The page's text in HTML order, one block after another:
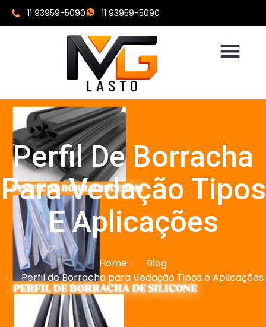
11 93959-5090 11 93959-5090
Perfil De Borracha
Para Vedação Tipos
E Aplicações
Home
Blog
Perfil de Borracha para Vedação Tipos e Aplicações